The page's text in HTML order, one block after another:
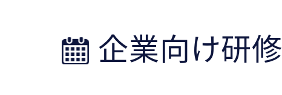
企業向け研修